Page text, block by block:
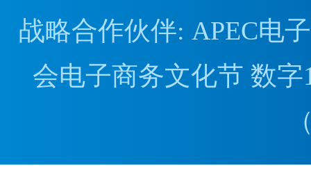
战略合作伙伴: APEC电
会电子商务文化节 数